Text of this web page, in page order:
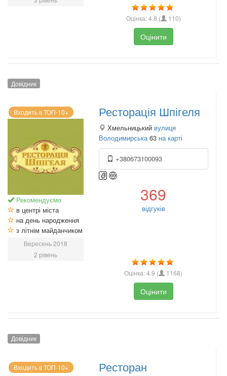
Оцінка:4.8 ( 110)
Оцінити
Довідник
Входить в ТОП-10+
Рекомендуємо
в центрі міста
на день народження
з літнім майданчиком
Вересень 2018
2 рівень
Ресторація Шпігеля
Хмельницький вулиця
Володимирська63 на карті
+380673100093
369
відгуків
Оцінка:4.9 ( 1168)
Оцінити
Довідник
Входить в ТОП-10+ Ресторан